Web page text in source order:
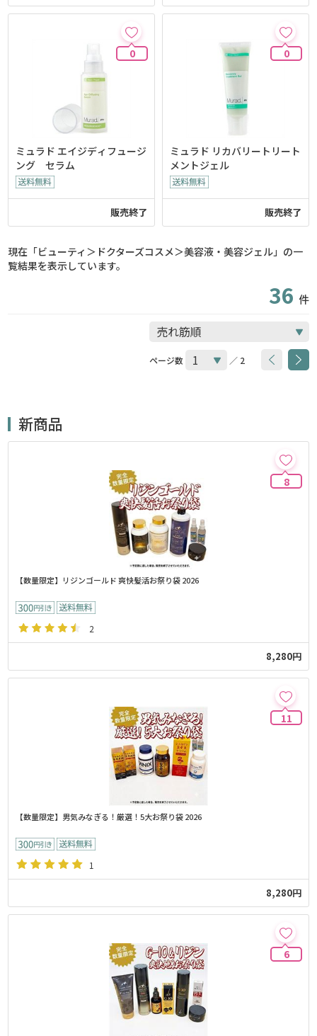
0
ミュラド エイジディフュージ
ング セラム
販売終了
0
ミュラド リカバリートリート
メントジェル
販売終了
現在「ビューティ＞ドクターズコスメ＞美容液・美容ジェル」の一
覧結果を表示しています。
36 件
ページ数 ／ 2
新商品
8
【数量限定】リジンゴールド 爽快髪活お祭り袋 2026
2
8,280円
11
【数量限定】男気みなぎる！厳選！5大お祭り袋 2026
1
8,280円
6